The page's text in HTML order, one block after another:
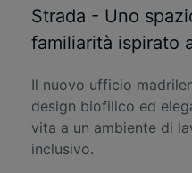
Strada - Uno
familiarità ispirato
Il nuovo ufficio
design biofilico ed
vita a un ambiente di
inclusivo.